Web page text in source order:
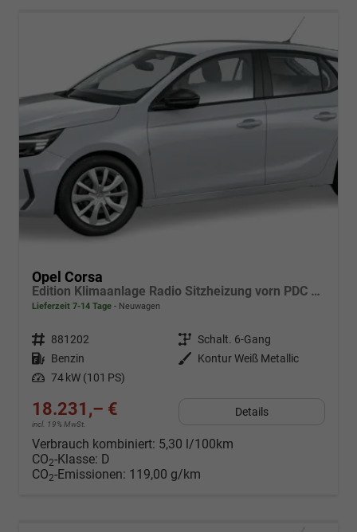
Opel Corsa
Edition Klimaanlage Radio Sitzheizung vorn PDC hinten ECO-LED-Scheinwerfer
Lieferzeit 7-14 Tage Neuwagen
Fahrzeugnr. 881202 Getriebe Schalt. 6-Gang
Kraftstoff Benzin Außenfarbe
Kontur Weiß Metallic
Leistung 74 kW (101 PS)
18.231,– €
incl. 19% MwSt.
Details
Verbrauch kombiniert: 5,30 l/100km
CO2-Klasse: D
CO2-Emissionen: 119,00 g/km